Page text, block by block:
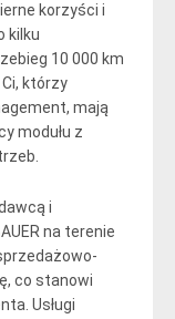
korzyści i
kilku
10 000 km
którzy
mają
modułu z
i
na terenie
co stanowi
Usługi